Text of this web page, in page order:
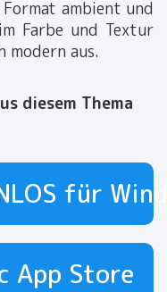
Format ambient und
Farbe und Textur
modern aus.
diesem Thema
für
App Store